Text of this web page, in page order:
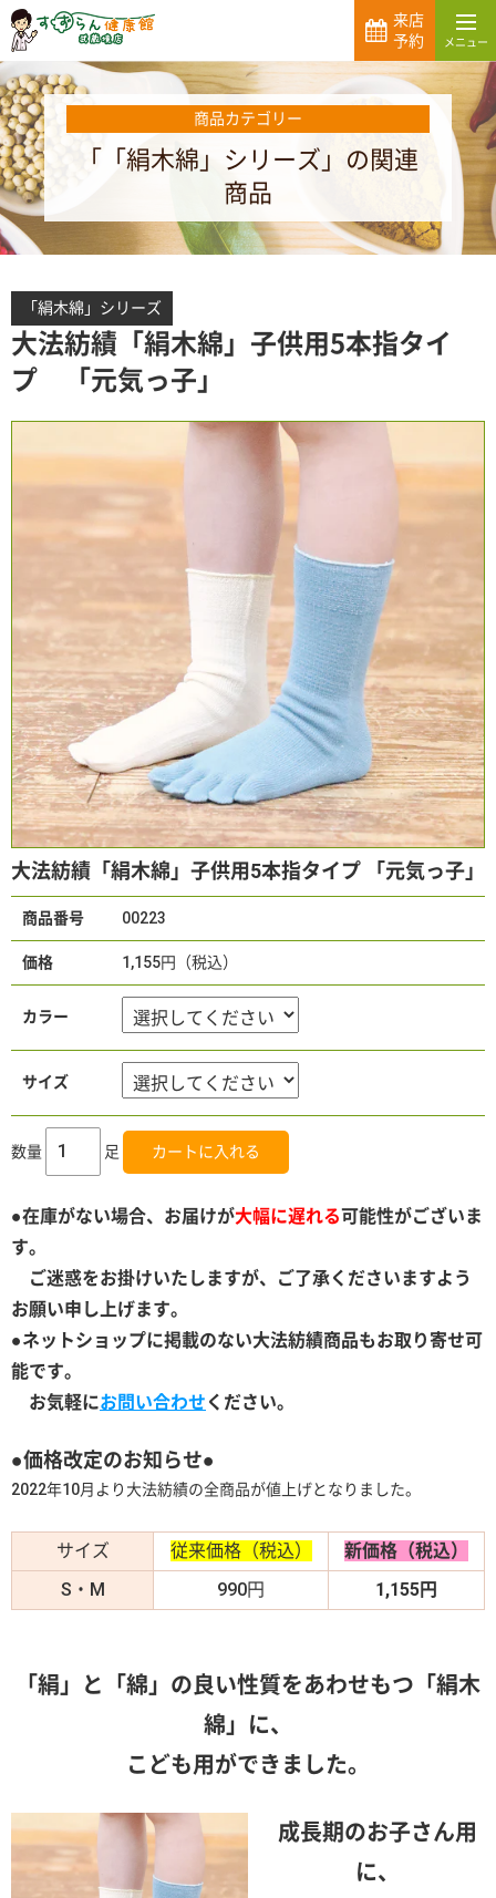
来店
予約
商品カテゴリー
「「絹木綿」シリーズ」の関連
商品
「絹木綿」シリーズ
大法紡績「絹木綿」子供用5本指タイ
プ 「元気っ子」
大法紡績「絹木綿」子供用5本指タイプ 「元気っ子」
商品番号 00223
価格 1,155円（税込）
カラー
サイズ
数量 足
●在庫がない場合、お届けが大幅に遅れる可能性がございま
す。
ご迷惑をお掛けいたしますが、ご了承くださいますよう
お願い申し上げます。
●ネットショップに掲載のない大法紡績商品もお取り寄せ可
能です。
お気軽にお問い合わせ ください。
●価格改定のお知らせ●
2022年10月より大法紡績の全商品が値上げとなりました。
サイズ 従来価格（税込）
新価格（税込）
S・M
990円 1,155円
「絹」と「綿」の良い性質をあわせもつ「絹木
綿」に、
こども用ができました。
成長期のお子さん用
に、